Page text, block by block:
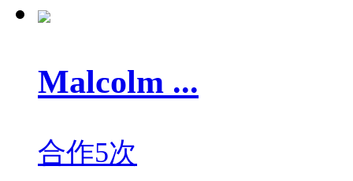
Malcolm ...
合作5次